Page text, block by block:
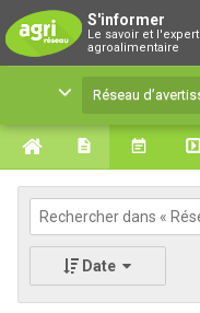
S'informer
Le savoir et
agroalimentaire
Réseau
Le savoir et
Réseau
Date